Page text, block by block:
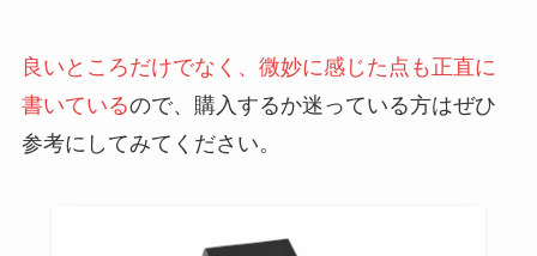
良いところだけでなく、微妙に感じた点も正直に
書いているので、購入するか迷っている方はぜひ
参考にしてみてください。